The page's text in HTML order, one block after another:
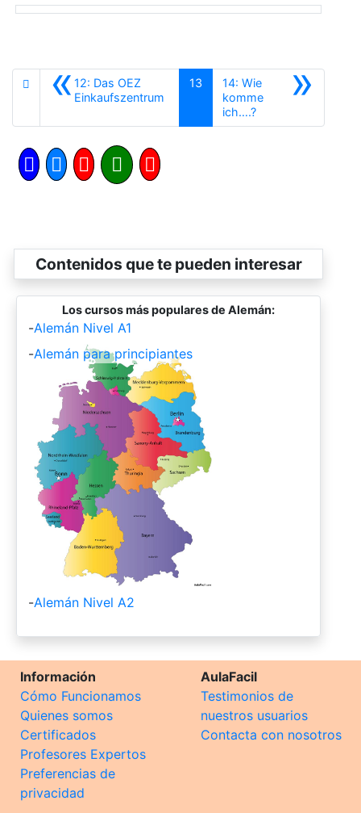
«12: Das OEZ
Einkaufszentrum
13 »
14: Wie
komme
ich….?Siguiente
Contenidos que te pueden interesar
Los cursos más populares de Alemán:
-Alemán Nivel A1
-Alemán para principiantes
-Alemán Nivel A2
Información
Cómo Funcionamos
Quienes somos
Certificados
Profesores Expertos
Preferencias de
privacidad
AulaFacil
Testimonios de
nuestros usuarios
Contacta con nosotros